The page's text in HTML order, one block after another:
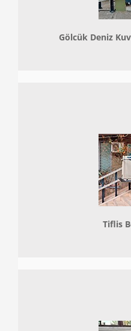
Gölcük Deniz
Tiflis